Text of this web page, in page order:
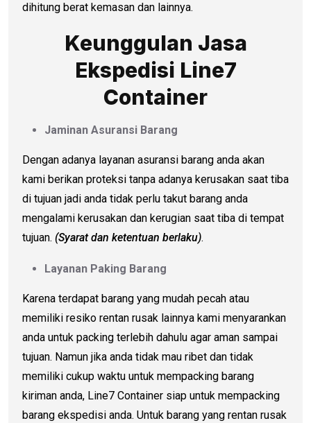
dihitung berat kemasan dan lainnya.
Keunggulan Jasa
Ekspedisi Line7
Container
Jaminan Asuransi Barang
Dengan adanya layanan asuransi barang anda akan
kami berikan proteksi tanpa adanya kerusakan saat tiba
di tujuan jadi anda tidak perlu takut barang anda
mengalami kerusakan dan kerugian saat tiba di tempat
tujuan. (Syarat dan ketentuan berlaku).
Layanan Paking Barang
Karena terdapat barang yang mudah pecah atau
memiliki resiko rentan rusak lainnya kami menyarankan
anda untuk packing terlebih dahulu agar aman sampai
tujuan. Namun jika anda tidak mau ribet dan tidak
memiliki cukup waktu untuk mempacking barang
kiriman anda, Line7 Container siap untuk mempacking
barang ekspedisi anda. Untuk barang yang rentan rusak